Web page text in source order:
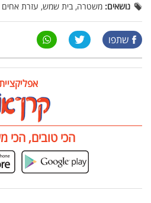
נושאים: משטרה, בית שמש, עזרת אחים
שתפו
הכי טובים, הכי